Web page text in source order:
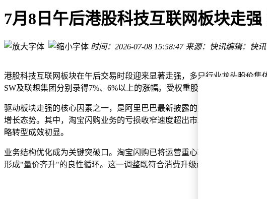
监管正式批复！王晓辉获任廊坊大城舜丰村镇银行董事长一职
徐伟宝获监管批复 正式就任廊坊广阳舜丰村镇银行董事长一职
瑞幸跨国商标战告捷：泰国法院二审维持原判 获赔超9500万泰铢
易氢动力获融资布局氢能航空：液冷锚定未来，空冷抢占低空经济先机
7月8日午后港股科技互联网板块走
时间：2026-07-08 15:58:47 来源：快讯编辑：快讯
港股科技互联网板块在午后交易时段迎来显著走强，多只行业龙头股价
SW及联想集团分别录得7%、6%以上的涨幅。受权重股带动，恒生科技指
驱动板块走强的核心因素之一，是阿里巴巴最新披露的财务前瞻数据。
增长态势。其中，淘宝闪购业务的亏损收窄速度超出市场预期，其单位
略转型成效初显。
业务结构优化成为关键突破口。淘宝闪购已将运营重心转向高客单价品
形成"量价齐升"的良性循环。这一调整既符合消费升级趋势，也为平台差